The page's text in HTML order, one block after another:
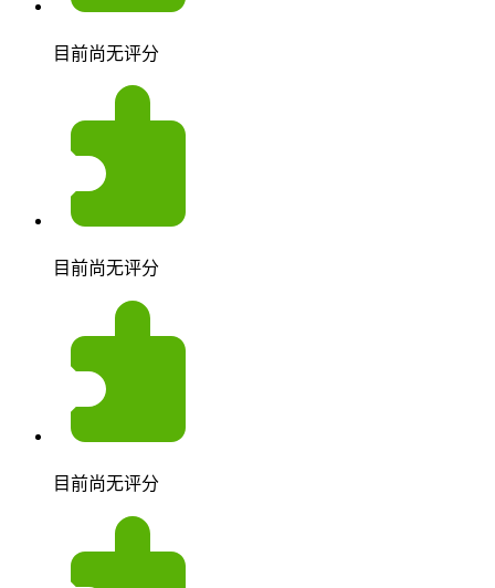
目前尚无评分
目前尚无评分
目前尚无评分